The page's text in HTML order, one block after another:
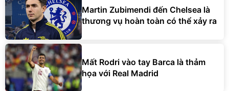
Martin Zubimendi đến Chelsea là
thương vụ hoàn toàn có thể xảy ra
Mất Rodri vào tay Barca là thảm
họa với Real Madrid